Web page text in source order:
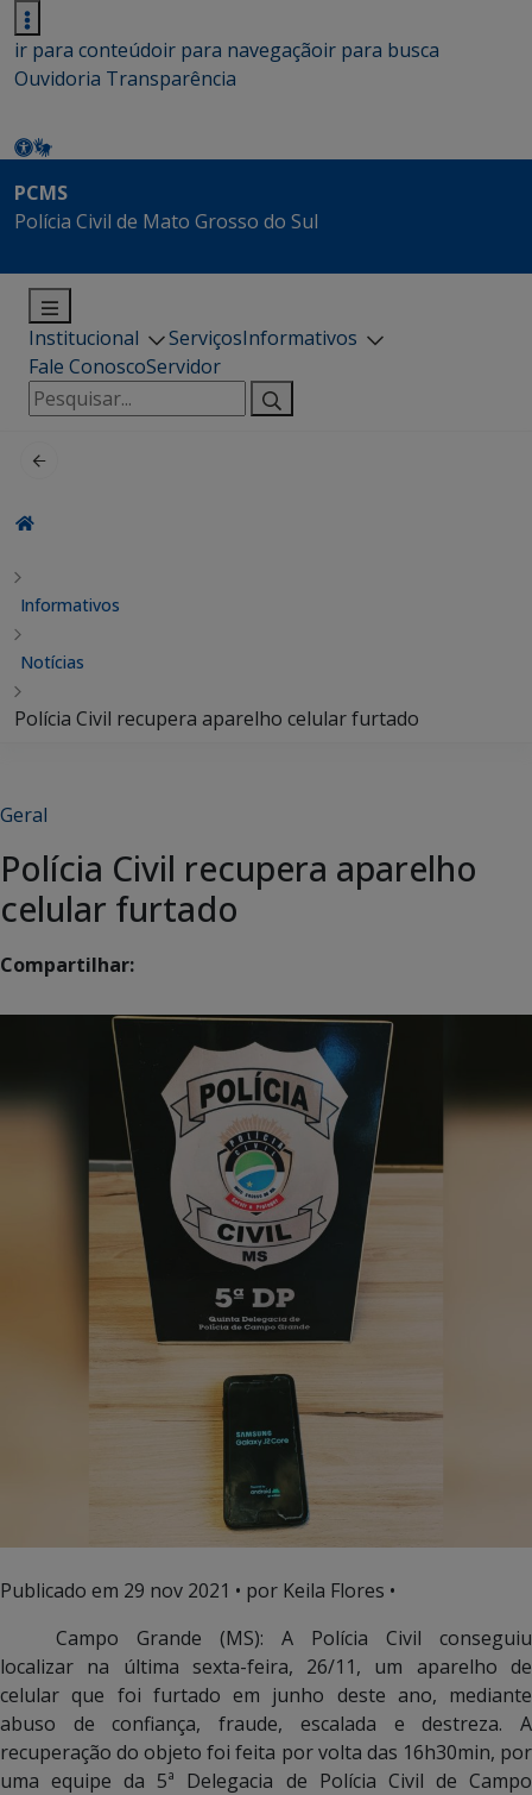
ir para conteúdoir para navegaçãoir para busca
Ouvidoria Transparência
PCMS
Polícia Civil de Mato Grosso do Sul
Institucional ServiçosInformativos
Fale ConoscoServidor
Pesquisar
por:
Informativos
Notícias
Polícia Civil recupera aparelho celular furtado
Geral
Polícia Civil recupera aparelho
celular furtado
Compartilhar:
Publicado em 29 nov 2021 • por Keila Flores •
Campo Grande (MS): A Polícia Civil conseguiu
localizar na última sexta-feira, 26/11, um aparelho de
celular que foi furtado em junho deste ano, mediante
abuso de confiança, fraude, escalada e destreza. A
recuperação do objeto foi feita por volta das 16h30min, por
uma equipe da 5ª Delegacia de Polícia Civil de Campo